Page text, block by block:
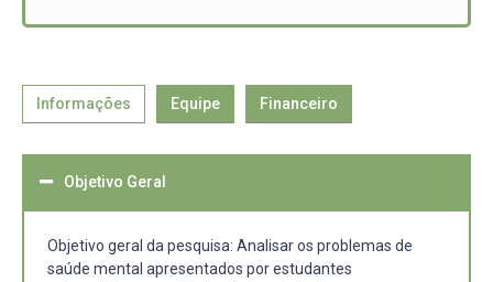
Informações Equipe Financeiro
Objetivo Geral
Objetivo geral da pesquisa: Analisar os problemas de
saúde mental apresentados por estudantes